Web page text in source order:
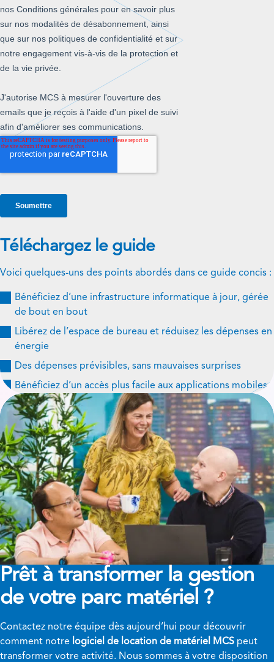
Téléchargez le guide
Voici quelques-uns des points abordés dans ce guide concis :
Bénéficiez d’une infrastructure informatique à jour, gérée
de bout en bout
Libérez de l’espace de bureau et réduisez les dépenses en
énergie
Des dépenses prévisibles, sans mauvaises surprises
Bénéficiez d’un accès plus facile aux applications mobiles
Prêt à transformer la gestion
de votre parc matériel ?
Contactez notre équipe dès aujourd’hui pour découvrir
comment notre logiciel de location de matériel MCS peut
transformer votre activité. Nous sommes à votre disposition